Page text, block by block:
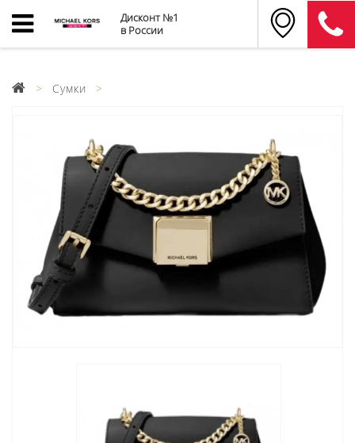
Дисконт №1
в России
Сумки